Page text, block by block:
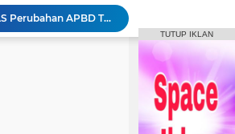
Bupati Humbang Hasundutan Serahkan KUA-PPAS Perubahan APBD Tahun Anggaran 2026
Bupati Humbahas Bersama Ketua Tim Wasev Pusterad Tinjau Sasaran TMMD.
TUTUP IKLAN